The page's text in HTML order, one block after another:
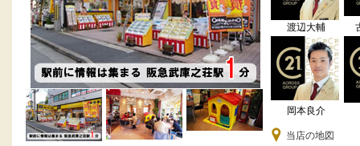
渡辺大輔
岡本良介
当店の地図